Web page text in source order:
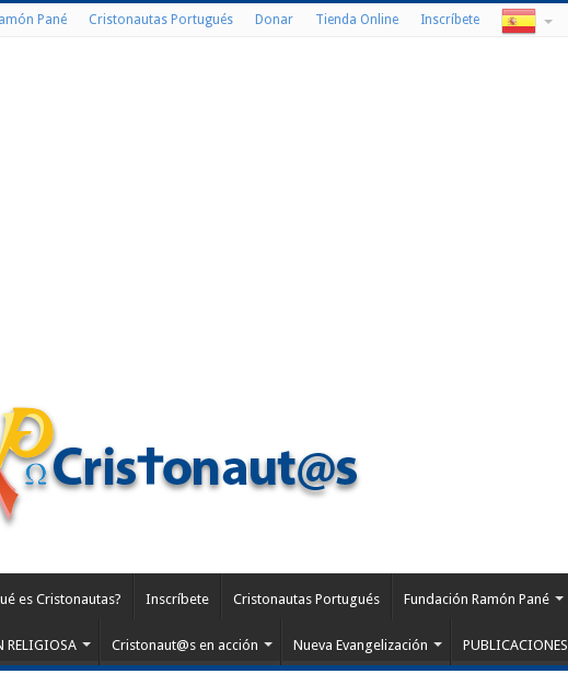
Pané Cristonautas Portugués Donar Tienda Online Inscríbete
es Cristonautas? Inscríbete Cristonautas Portugués Fundación Ramón Pané
RELIGIOSA Cristonaut@s en acción Nueva Evangelización PUBLICACIONES